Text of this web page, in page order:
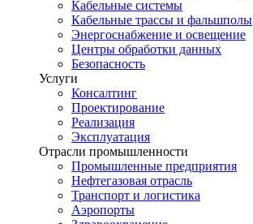
Кабельные системы
Кабельные трассы и фальшполы
Энергоснабжение и освещение
Центры обработки данных
Безопасность
Услуги
Консалтинг
Проектирование
Реализация
Эксплуатация
Отрасли промышленности
Промышленные предприятия
Нефтегазовая отрасль
Транспорт и логистика
Аэропорты